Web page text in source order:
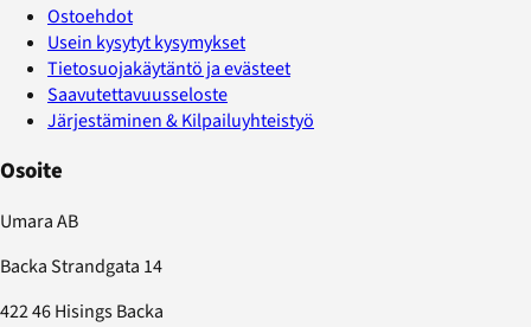
Ostoehdot
Usein kysytyt kysymykset
Tietosuojakäytäntö ja evästeet
Saavutettavuusseloste
Järjestäminen & Kilpailuyhteistyö
Osoite
Umara AB
Backa Strandgata 14
422 46 Hisings Backa